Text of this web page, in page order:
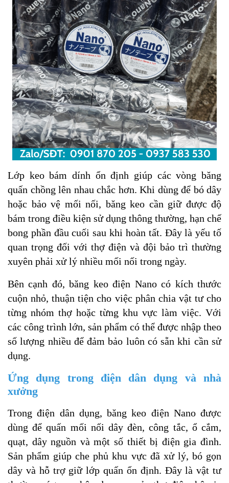
Lớp keo bám dính ổn định giúp các vòng băng
quấn chồng lên nhau chắc hơn. Khi dùng để bó dây
hoặc bảo vệ mối nối, băng keo cần giữ được độ
bám trong điều kiện sử dụng thông thường, hạn chế
bong phần đầu cuối sau khi hoàn tất. Đây là yếu tố
quan trọng đối với thợ điện và đội bảo trì thường
xuyên phải xử lý nhiều mối nối trong ngày.
Bên cạnh đó, băng keo điện Nano có kích thước
cuộn nhỏ, thuận tiện cho việc phân chia vật tư cho
từng nhóm thợ hoặc từng khu vực làm việc. Với
các công trình lớn, sản phẩm có thể được nhập theo
số lượng nhiều để đảm bảo luôn có sẵn khi cần sử
dụng.
Ứng dụng trong điện dân dụng và nhà
xưởng
Trong điện dân dụng, băng keo điện Nano được
dùng để quấn mối nối dây đèn, công tắc, ổ cắm,
quạt, dây nguồn và một số thiết bị điện gia đình.
Sản phẩm giúp che phủ khu vực đã xử lý, bó gọn
dây và hỗ trợ giữ lớp quấn ổn định. Đây là vật tư